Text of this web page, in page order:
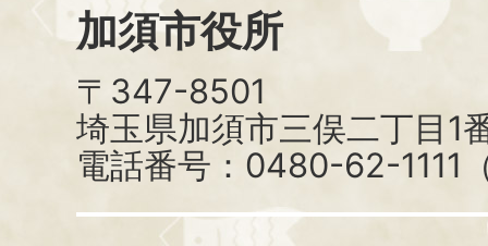
加須市役所
〒347-8501
埼玉県加須市三俣二丁目1
電話番号：0480-62-1111